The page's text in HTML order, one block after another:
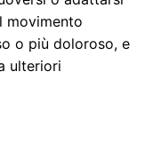
movimento
o più doloroso, e
ulteriori